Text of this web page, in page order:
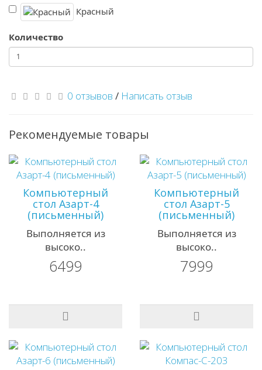
Красный
Количество
0 отзывов / Написать отзыв
Рекомендуемые товары
Компьютерный
стол Азарт-4
(письменный)
Выполняется из
высоко..
6499
Компьютерный
стол Азарт-5
(письменный)
Выполняется из
высоко..
7999